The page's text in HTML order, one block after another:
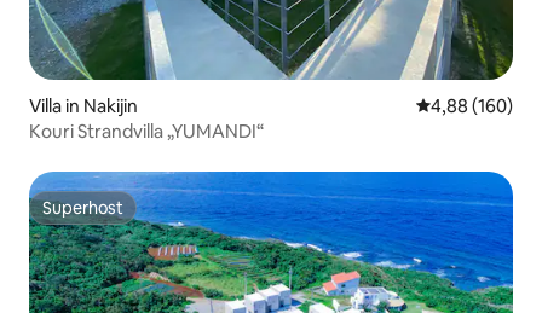
Villa in Nakijin
4,88 (160)
Kouri Strandvilla „YUMANDI“
Superhost
Superhost